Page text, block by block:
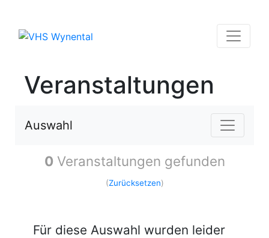
Veranstaltungen
Auswahl
0 Veranstaltungen gefunden
(Zurücksetzen)
Für diese Auswahl wurden leider